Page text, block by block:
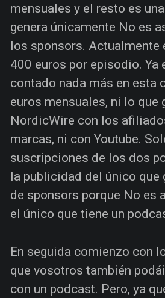
mensuales y el resto es
genera únicamente No es
los sponsors. Actualmente
400 euros por episodio. Ya
contado nada más en esta
euros mensuales, ni lo que
NordicWire con los
marcas, ni con Youtube.
suscripciones de los dos
la publicidad del único que
de sponsors porque No es
el único que tiene un
En seguida comienzo con
que vosotros también
con un podcast. Pero, ya